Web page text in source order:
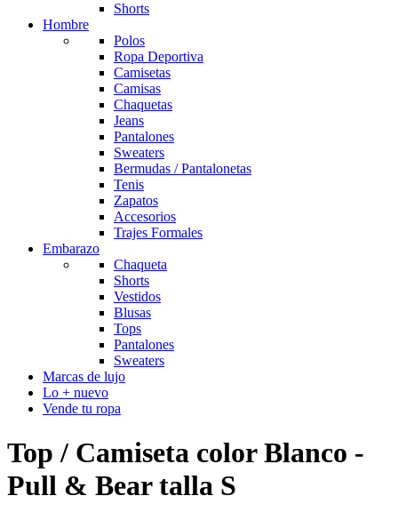
Shorts
Hombre
Polos
Ropa Deportiva
Camisetas
Camisas
Chaquetas
Jeans
Pantalones
Sweaters
Bermudas / Pantalonetas
Tenis
Zapatos
Accesorios
Trajes Formales
Embarazo
Chaqueta
Shorts
Vestidos
Blusas
Tops
Pantalones
Sweaters
Marcas de lujo
Lo + nuevo
Vende tu ropa
Top / Camiseta color Blanco -
Pull & Bear talla S